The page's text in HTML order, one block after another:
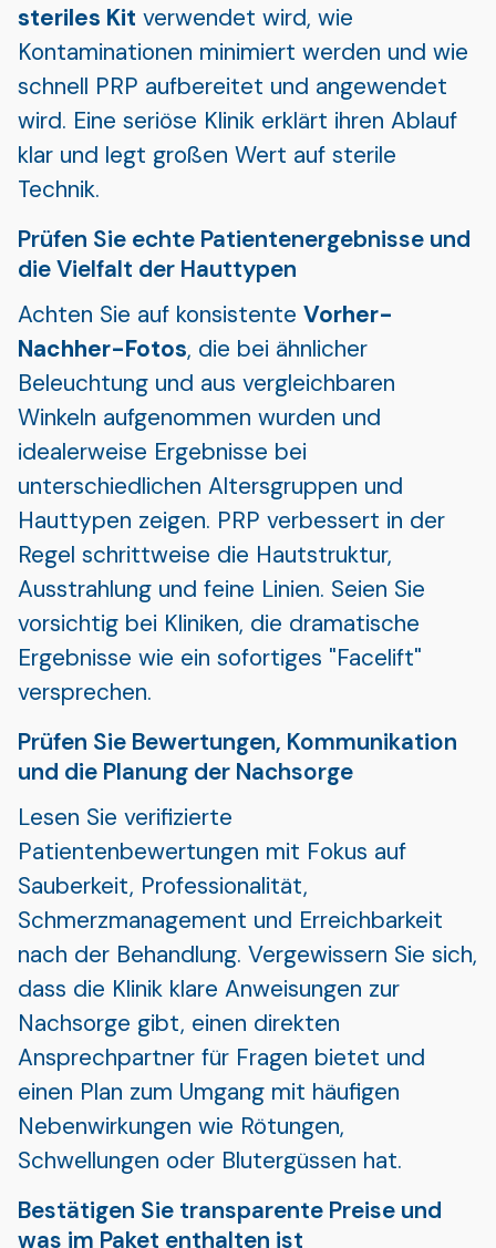
steriles Kit verwendet wird, wie
Kontaminationen minimiert werden und wie
schnell PRP aufbereitet und angewendet
wird. Eine seriöse Klinik erklärt ihren Ablauf
klar und legt großen Wert auf sterile
Technik.
Prüfen Sie echte Patientenergebnisse und
die Vielfalt der Hauttypen
Achten Sie auf konsistente Vorher-
Nachher-Fotos, die bei ähnlicher
Beleuchtung und aus vergleichbaren
Winkeln aufgenommen wurden und
idealerweise Ergebnisse bei
unterschiedlichen Altersgruppen und
Hauttypen zeigen. PRP verbessert in der
Regel schrittweise die Hautstruktur,
Ausstrahlung und feine Linien. Seien Sie
vorsichtig bei Kliniken, die dramatische
Ergebnisse wie ein sofortiges "Facelift"
versprechen.
Prüfen Sie Bewertungen, Kommunikation
und die Planung der Nachsorge
Lesen Sie verifizierte
Patientenbewertungen mit Fokus auf
Sauberkeit, Professionalität,
Schmerzmanagement und Erreichbarkeit
nach der Behandlung. Vergewissern Sie sich,
dass die Klinik klare Anweisungen zur
Nachsorge gibt, einen direkten
Ansprechpartner für Fragen bietet und
einen Plan zum Umgang mit häufigen
Nebenwirkungen wie Rötungen,
Schwellungen oder Blutergüssen hat.
Bestätigen Sie transparente Preise und
was im Paket enthalten ist